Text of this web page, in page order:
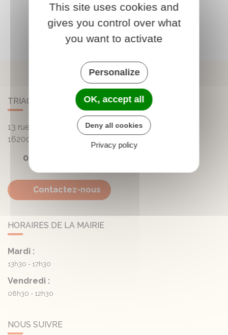
TRIAC-LAUTRAIT
13 rue de la Mairie - Lautrait
16200
05 45 81 05 41
Contactez-nous
HORAIRES DE LA MAIRIE
Mardi :
13h30 - 17h30
Vendredi :
08h30 - 12h30
NOUS SUIVRE
This site uses cookies and
gives you control over what
you want to activate
Personalize
OK, accept all
Deny all cookies
Privacy policy